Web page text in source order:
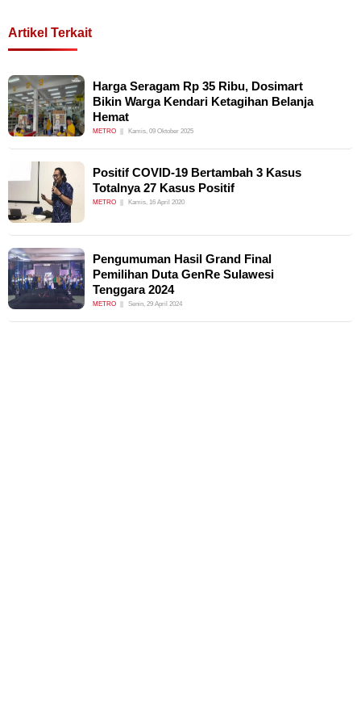
Artikel Terkait
Harga Seragam Rp 35 Ribu, Dosimart
Bikin Warga Kendari Ketagihan Belanja
Hemat
METRO Kamis, 09 Oktober 2025
Positif COVID-19 Bertambah 3 Kasus
Totalnya 27 Kasus Positif
METRO Kamis, 16 April 2020
Pengumuman Hasil Grand Final
Pemilihan Duta GenRe Sulawesi
Tenggara 2024
METRO Senin, 29 April 2024